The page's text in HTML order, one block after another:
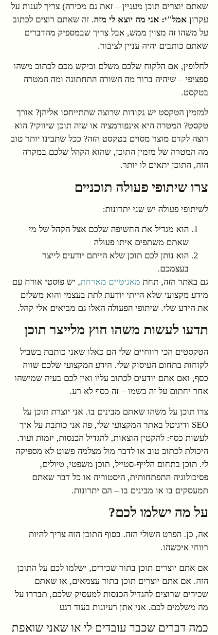
שאתם יוצרים תוכן מעניין – זאת גם מכירה) צריך לענות על
עקרון אמל"י: אני מה יוצא לי מזה. זה שאתם רוצים לכתוב
על משהו זה מצוין ממש, אבל צריך שבמספיק מהדברים
שאתם כותבים יהיה עניין לציבור.
לחלופין, אם הלקוח שלכם משלם וביקש מכם לכתוב משהו
ספציפי – שיהיה ברור מה השורה התחתונה ומה המטרה
בטקסט.
למזמין הטקסט יש נקודות שרוצה שתתייחסו אליהן? אורך
טקסט? המטרה היא אינפורמציה או שזה תוכן שיווקי? הוא
רוצה לקדם מוצר מסוים בטקסט הזה? ככל שתבינו יותר טוב
מה המטרה של מזמין התוכן, שהוא הקהל שלכם במקרה
הזה, התוכן יתאים לו יותר.
צרו שיתופי פעולה תוכניים
לשיתופי פעולה יש שני יתרונות:
הוא מגדיל את החשיפה שלכם אצל הקהל של מי
שאתם משתפים איתו פעולה
הוא נותן לכם תוכן שלא הייתם יודעים לייצר
בעצמכם.
גם באתר הזה, תחת מאניטיים מארחת, יש פוסטי אורח עם
מידע מקצועי שלא הייתי יודעת לתת בעצמי והוא משלים
את הידע שלי. שיתופי הפעולה האלו גם מביאים אלי קהל.
תדעו לעשות משהו חוץ מלייצר תוכן
הטקסטים הכי רווחיים שלי הם כאלו שאני כותבת בשביל
לקוחות בתחום העיסוק שלי. הידע המקצועי שלכם שווה
כסף, ואם אתם יודעים לכתוב עליו ואין לכם בעיה שמישהו
אחר יחתום על זה בשמו – זה כסף לא רע.
צרו תוכן על משהו שאתם מבינים בו. אני יוצרת תוכן על
SEO ודיגיטל באתר המקצועי שלי, פה אני כותבת על איך
לעשות כסף: להקטין הוצאות, להגדיל הכנסות, יזמות ועוד.
היכולת לכתוב טוב או לדבר מול מצלמה פשוט לא מספיקה
לי. תוכן בתחום הלייף-סטייל, תוכן משפטי, טיולים,
פסיכולוגיה התפתחותית, היסטוריה או כל דבר שאתם
תמעסקים בו או מבינים בו – הם יתרונות.
על מה ישלמו לכם?
אה, כן. הפרט השולי הזה. בסוף התוכן הזה צריך להיות
רווחי איכשהו.
אם אתם יוצרים תוכן בתור שכירים, ישלמו לכם על התוכן
הזה. אם אתם יוצרים תוכן בתור עצמאים, או שאתם
שכירים שרוצים להגדיל הכנסות למעסיק שלכם, תבררו על
מה משלמים לכם. אני אתן רעיונות בעוד רגע
כמה דברים שכבר עובדים לי או שאני שואפת